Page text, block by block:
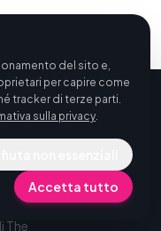
del sito e,
per capire come
tracker di terze parti.
sulla privacy.
Accetta tutto
e
The